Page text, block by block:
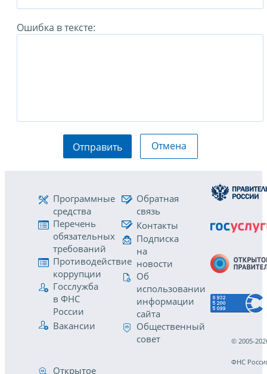
Ошибка в тексте:
Отправить Отмена
Программные
средства
Перечень
обязательных
требований
Противодействие
коррупции
Госслужба
в ФНС
России
Вакансии
Обратная
связь
Контакты
Подписка
на
новости
Об
использовании
информации
сайта
Общественный
совет
Открытое
© 2005-
ФНС